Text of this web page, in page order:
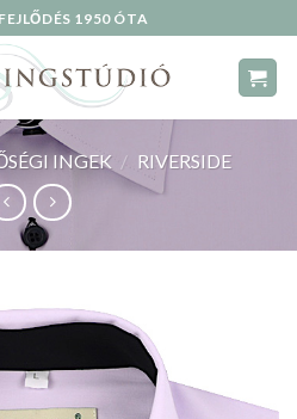
1950 ÓTA
INGEK / RIVERSIDE